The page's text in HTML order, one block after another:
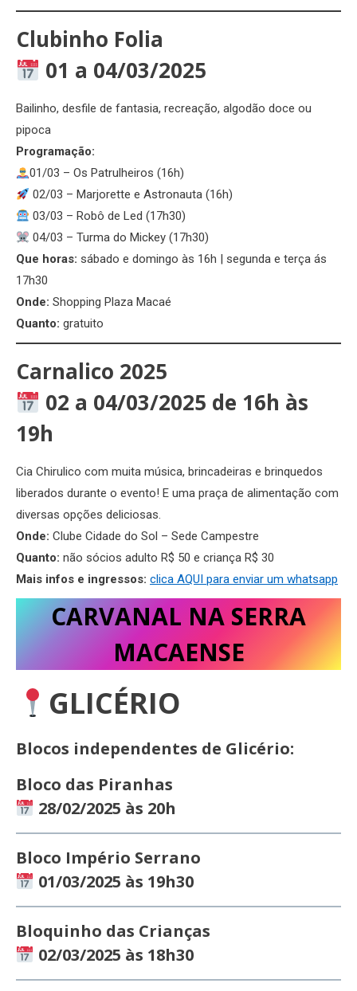
Clubinho Folia
01 a 04/03/2025
Bailinho, desfile de fantasia, recreação, algodão doce ou
pipoca
Programação:
01/03 – Os Patrulheiros (16h)
02/03 – Marjorette e Astronauta (16h)
03/03 – Robô de Led (17h30)
04/03 – Turma do Mickey (17h30)
Que horas: sábado e domingo às 16h | segunda e terça ás
17h30
Onde: Shopping Plaza Macaé
Quanto: gratuito
Carnalico 2025
02 a 04/03/2025 de 16h às
19h
Cia Chirulico com muita música, brincadeiras e brinquedos
liberados durante o evento! E uma praça de alimentação com
diversas opções deliciosas.
Onde: Clube Cidade do Sol – Sede Campestre
Quanto: não sócios adulto R$ 50 e criança R$ 30
Mais infos e ingressos: clica AQUI para enviar um whatsapp
CARVANAL NA SERRA
MACAENSE
GLICÉRIO
Blocos independentes de Glicério:
Bloco das Piranhas
28/02/2025 às 20h
Bloco Império Serrano
01/03/2025 às 19h30
Bloquinho das Crianças
02/03/2025 às 18h30